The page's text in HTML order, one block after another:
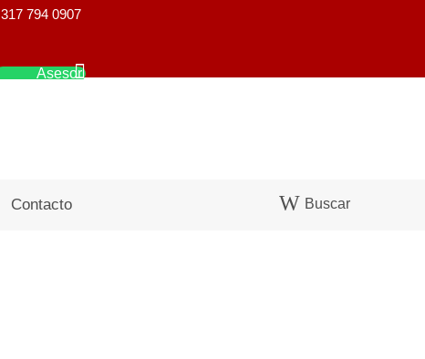
317 794 0907
Asesor
Contacto Buscar